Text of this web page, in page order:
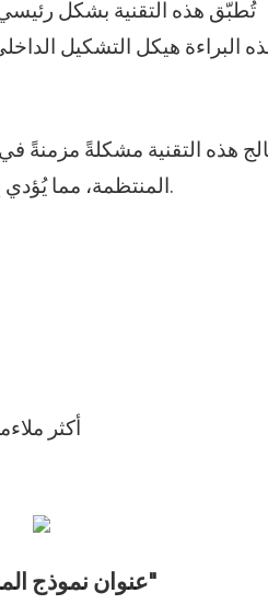
تُطبّق هذه التقنية بشكل رئيسي
البراءة هيكل التشكيل
هذه التقنية مشكلةً مزمنةً
المنتظمة، مما يُؤدي إلى نقص الحماية. تُحسّن هذه التقنية بشكلٍ فعّال من ملاءمة العبوة ومقاومتها للصدمات.
أكثر
عنوان نموذج المنفعة: "آلية تشغيل دقيقة ومنخفضة الضوضاء لقطع شريط ورق الكرافت الرطب"